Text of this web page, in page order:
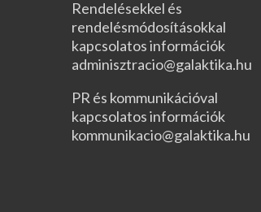
Rendelésekkel és
rendelésmódosításokkal
kapcsolatos információk
adminisztracio@galaktika.hu
PR és kommunikációval
kapcsolatos információk
kommunikacio@galaktika.hu